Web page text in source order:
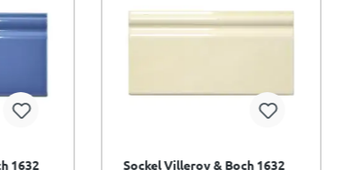
1632
Sockel Villeroy & Boch 1632